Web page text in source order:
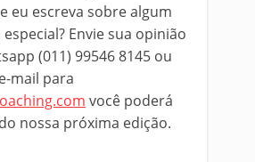
eu escreva sobre algum
Envie sua opinião
(011) 99546 8145 ou
mail para
você poderá
nossa próxima edição.